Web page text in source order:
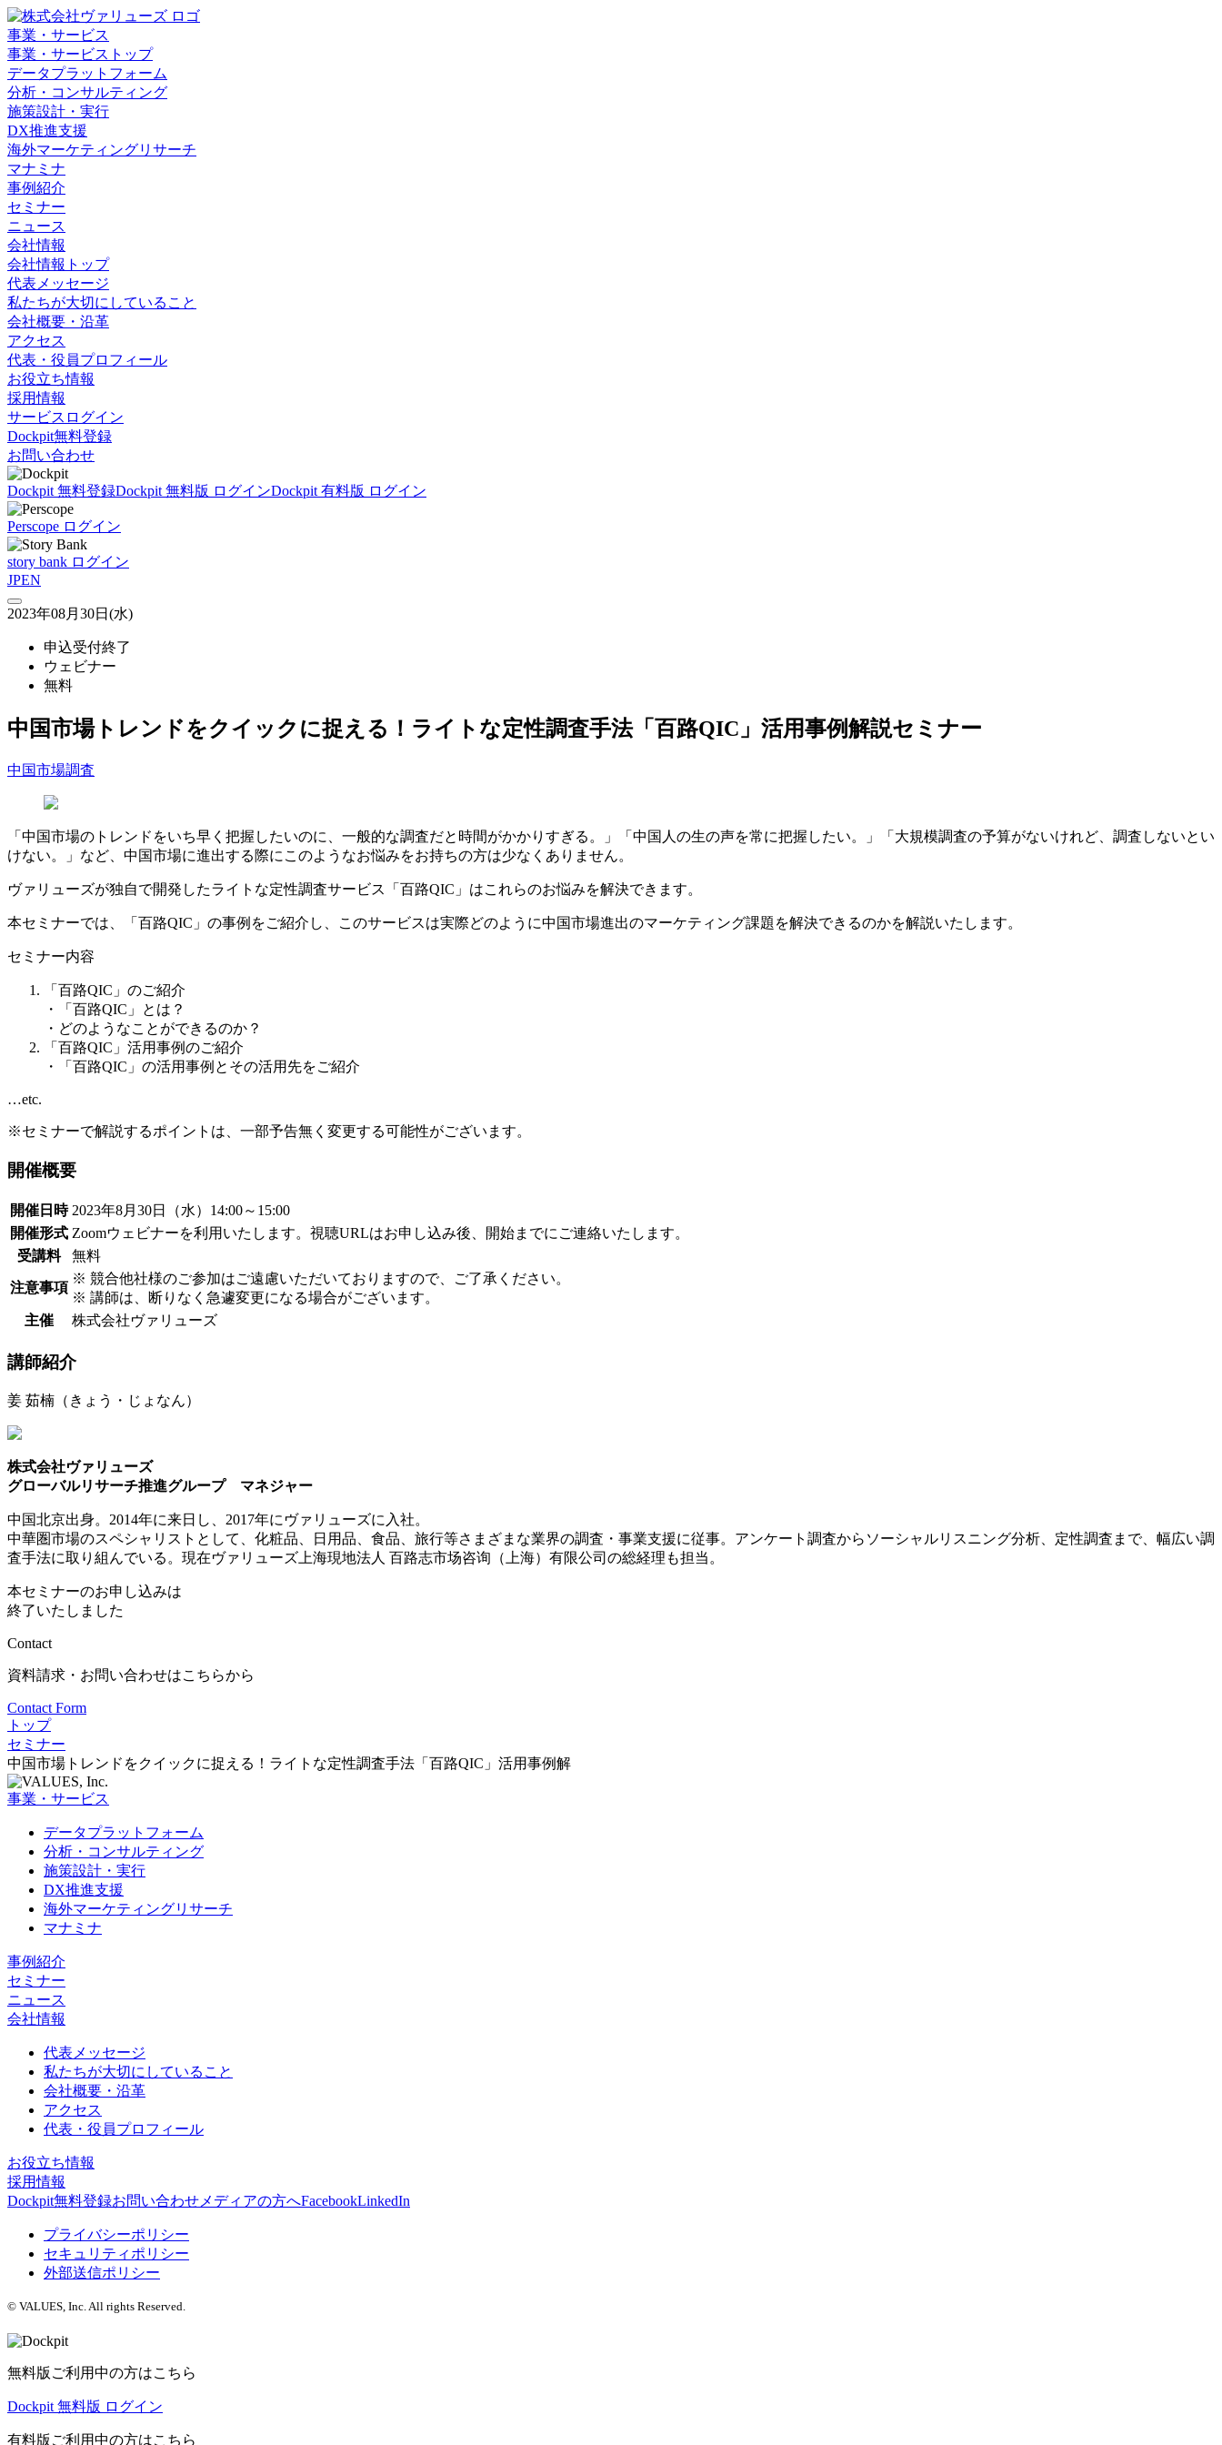
事業・サービス
事業・サービストップ
データプラットフォーム
分析・コンサルティング
施策設計・実行
DX推進支援
海外マーケティングリサーチ
マナミナ
事例紹介
セミナー
ニュース
会社情報
会社情報トップ
代表メッセージ
私たちが大切にしていること
会社概要・沿革
アクセス
代表・役員プロフィール
お役立ち情報
採用情報
サービスログイン
Dockpit無料登録
お問い合わせ
Dockpit 無料登録Dockpit 無料版 ログインDockpit 有料版 ログイン
Perscope ログイン
story bank ログイン
JPEN
2023年08月30日(水)
申込受付終了
ウェビナー
無料
中国市場トレンドをクイックに捉える！ライトな定性調査手法「百路QIC」活用事例解説セミナー
中国市場調査
「中国市場のトレンドをいち早く把握したいのに、一般的な調査だと時間がかかりすぎる。」「中国人の生の声を常に把握したい。」「大規模調査の予算がないけれど、調査しないとい
けない。」など、中国市場に進出する際にこのようなお悩みをお持ちの方は少なくありません。
ヴァリューズが独自で開発したライトな定性調査サービス「百路QIC」はこれらのお悩みを解決できます。
本セミナーでは、「百路QIC」の事例をご紹介し、このサービスは実際どのように中国市場進出のマーケティング課題を解決できるのかを解説いたします。
セミナー内容
「百路QIC」のご紹介
・「百路QIC」とは？
・どのようなことができるのか？
「百路QIC」活用事例のご紹介
・「百路QIC」の活用事例とその活用先をご紹介
…etc.
※セミナーで解説するポイントは、一部予告無く変更する可能性がございます。
開催概要
開催日時 2023年8月30日（水）14:00～15:00
開催形式 Zoomウェビナーを利用いたします。視聴URLはお申し込み後、開始までにご連絡いたします。
受講料
無料
注意事項
※ 競合他社様のご参加はご遠慮いただいておりますので、ご了承ください。
※ 講師は、断りなく急遽変更になる場合がございます。
主催
株式会社ヴァリューズ
講師紹介
姜 茹楠（きょう・じょなん）
株式会社ヴァリューズ
グローバルリサーチ推進グループ マネジャー
中国北京出身。2014年に来日し、2017年にヴァリューズに入社。
中華圏市場のスペシャリストとして、化粧品、日用品、食品、旅行等さまざまな業界の調査・事業支援に従事。アンケート調査からソーシャルリスニング分析、定性調査まで、幅広い調
査手法に取り組んでいる。現在ヴァリューズ上海現地法人 百路志市场咨询（上海）有限公司の総経理も担当。
本セミナーのお申し込みは
終了いたしました
Contact
資料請求・お問い合わせはこちらから
Contact Form
トップ
セミナー
中国市場トレンドをクイックに捉える！ライトな定性調査手法「百路QIC」活用事例解
事業・サービス
データプラットフォーム
分析・コンサルティング
施策設計・実行
DX推進支援
海外マーケティングリサーチ
マナミナ
事例紹介
セミナー
ニュース
会社情報
代表メッセージ
私たちが大切にしていること
会社概要・沿革
アクセス
代表・役員プロフィール
お役立ち情報
採用情報
Dockpit無料登録お問い合わせ メディアの方へFacebookLinkedIn
プライバシーポリシー
セキュリティポリシー
外部送信ポリシー
© VALUES, Inc. All rights Reserved.
無料版ご利用中の方はこちら
Dockpit 無料版 ログイン
有料版ご利用中の方はこちら